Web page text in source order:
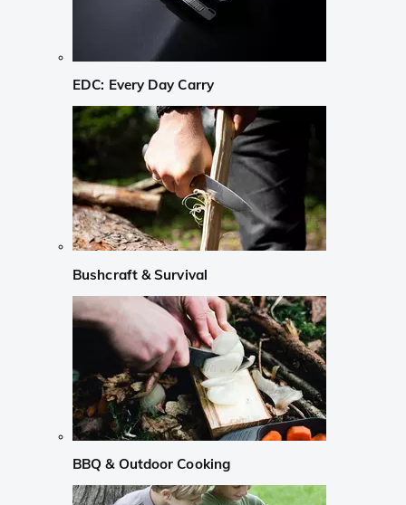
EDC: Every Day Carry
Bushcraft & Survival
BBQ & Outdoor Cooking